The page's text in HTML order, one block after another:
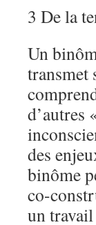
3 De la
Un
transmet
d’autres
des
binôme
co-
un